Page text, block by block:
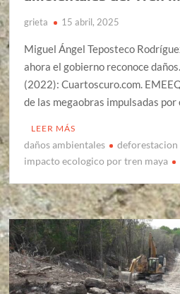
grieta 15 abril, 2025
Miguel Ángel Teposteco
ahora el gobierno reconoce
(2022): Cuartoscuro.com.
de las megaobras impulsadas
LEER MÁS
daños ambientales
impacto ecologico por tren maya